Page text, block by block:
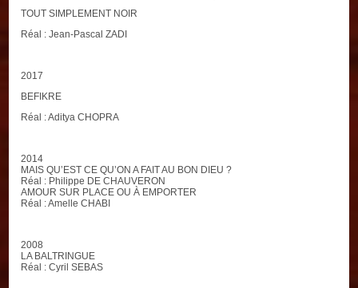
TOUT SIMPLEMENT NOIR
Réal : Jean-Pascal ZADI
2017
BEFIKRE
Réal : Aditya CHOPRA
2014
MAIS QU’EST CE QU’ON A FAIT AU BON DIEU ?
Réal : Philippe DE CHAUVERON
AMOUR SUR PLACE OU À EMPORTER
Réal : Amelle CHABI
2008
LA BALTRINGUE
Réal : Cyril SEBAS